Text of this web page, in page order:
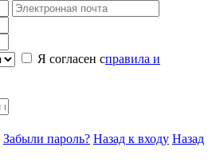
Я согласен справила и
Забыли пароль? Назад к входу Назад